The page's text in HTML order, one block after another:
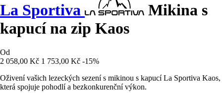
La Sportiva
Mikina s
kapucí na zip Kaos
Od
2 058,00 Kč 1 753,00 Kč -15%
Oživení vašich lezeckých sezení s mikinou s kapucí La Sportiva Kaos,
která spojuje pohodlí a bezkonkurenční výkon.